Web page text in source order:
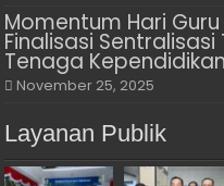
Momentum Hari
Finalisasi
Tenaga Kependidikan
November 25, 2025
Layanan Publik